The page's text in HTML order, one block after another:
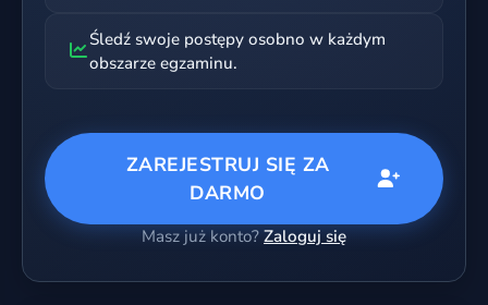
Śledź swoje postępy osobno w każdym
obszarze egzaminu.
ZAREJESTRUJ SIĘ ZA
DARMO
Masz już konto? Zaloguj się